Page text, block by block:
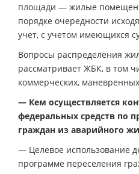
площади — жилые
порядке очередности
учет, с учетом имеющихся
Вопросы распределения
рассматривает ЖБК, в том
коммерческих,
— Кем осуществляется
федеральных средств по
граждан из аварийного
— Целевое использование
программе переселения